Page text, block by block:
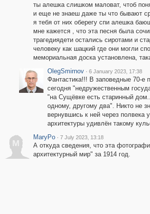
ты алешка слишком маловат, чтоб
и еще не знаеш даже ты что бывают
я тебя от них оберегу спи алешка
мне кажется , что эта песня была
трагедиядети остались сиротами и
человеку как шацкий где они могли
мемориальная доска установлена,
OlegSmirnov · 6 January 2023, 17:38
Фантастика!!! В заповедные 70-е
сегодня "недружественным
"на Сущёвке есть старинный
одному, другому два". Никто не
вернувшись к ней через
архитектуры удивлён такому
M
MaryPo · 7 July 2023, 13:18
А откуда сведения, что эта
архитектурный мир" за 1914 год.